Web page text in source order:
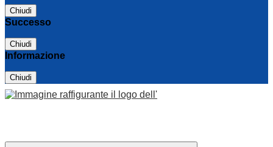
Chiudi
Successo
Chiudi
Informazione
Chiudi